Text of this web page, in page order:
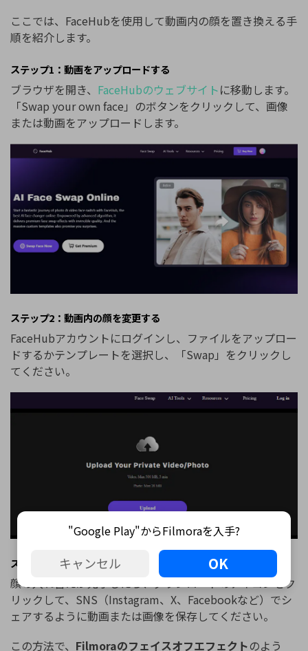
ここでは、FaceHubを使用して動画内の顔を置き換える手
順を紹介します。
ステップ1：動画をアップロードする
ブラウザを開き、 FaceHubのウェブサイトに移動します。
「Swap your own face」のボタンをクリックして、画像
または動画をアップロードします。
ステップ2：動画内の顔を変更する
FaceHubアカウントにログインし、ファイルをアップロー
ドするかテンプレートを選択し、「Swap」をクリックし
てください。
ステップ3：動画をダウンロードする
顔の入れ替えが完了したら、ダウンロードのアイコンをク
リックして、SNS（Instagram、X、Facebookなど）でシ
ェアするように動画または画像を保存してください。
この方法で、 Filmoraのフェイスオフエフェクトのよう
"Google Play"からFilmoraを入手?
キャンセル OK